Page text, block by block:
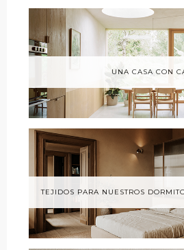
UNA CASA CON
TEJIDOS PARA NUESTROS